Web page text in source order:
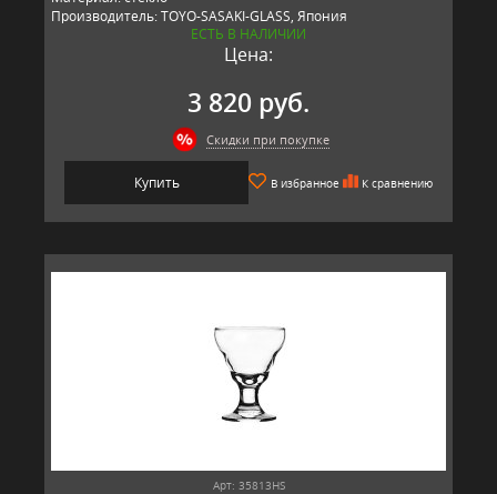
Производитель: TOYO-SASAKI-GLASS, Япония
ЕСТЬ В НАЛИЧИИ
Цена:
3 820 руб.
Скидки при покупке
Купить В избранное К сравнению
Арт: 35813HS